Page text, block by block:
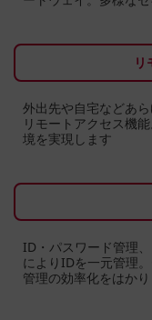
リ
外出先や自宅などあ
リモートアクセス機
境を実現します
ID・パスワード管理
によりIDを一元管理
管理の効率化をはか